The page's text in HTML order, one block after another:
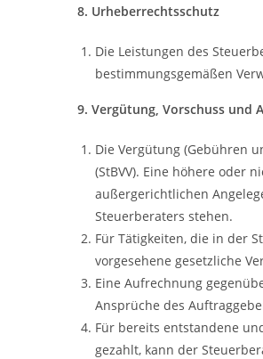
8. Urheberrechtsschutz
Die Leistungen des
bestimmungsgemäßen
9. Vergütung, Vorschuss und
Die Vergütung (Gebühren
(StBVV). Eine höhere oder
außergerichtlichen
Steuerberaters stehen.
Für Tätigkeiten, die in der
vorgesehene gesetzliche
Eine Aufrechnung
Ansprüche des
Für bereits entstandene
gezahlt, kann der